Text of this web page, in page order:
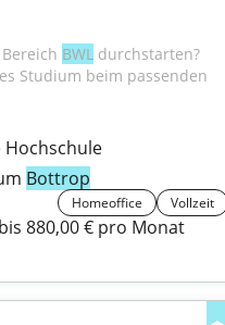
BWL durchstarten?
Studium beim passenden
Bottrop
Homeoffice Vollzeit
880,00 € pro Monat